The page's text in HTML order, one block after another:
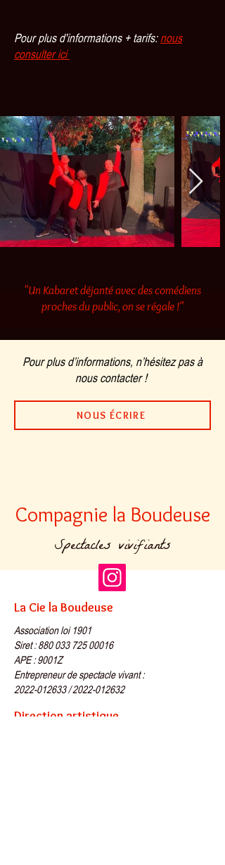
Pour plus d'informations + tarifs:nous
consulter ici
"Un Kabaret déjanté avec des comédiens
proches du public, on se régale !"
Pour plus d’informations, n’hésitez pas à
nous contacter !
NOUS ÉCRIRE
Compagnie la Boudeuse
Spectacles vivifiants
La Cie la Boudeuse
Association loi 1901
Siret : 880 033 725 00016
APE : 9001Z
Entrepreneur de spectacle vivant :
2022-012633 / 2022-012632
Direction artistique